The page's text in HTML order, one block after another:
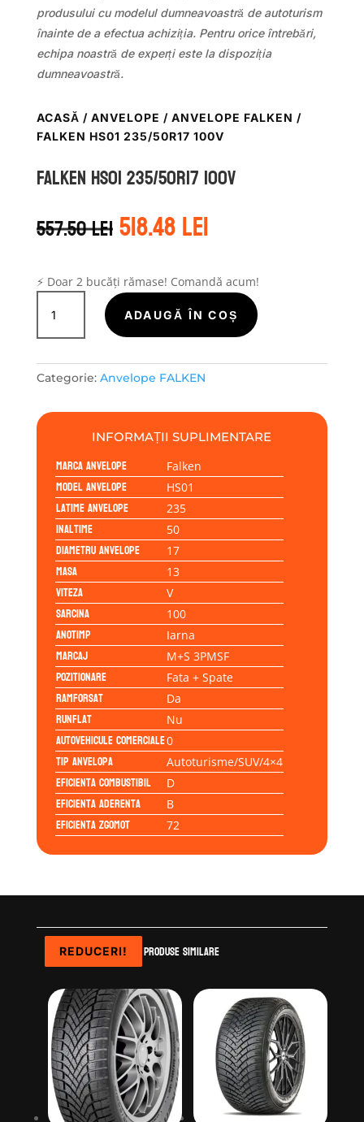
produsului cu modelul dumneavoastră de autoturism
înainte de a efectua achiziția. Pentru orice întrebări,
echipa noastră de experți este la dispoziția
dumneavoastră.
ACASĂ / ANVELOPE / ANVELOPE FALKEN /
FALKEN HS01 235/50R17 100V
Falken HS01 235/50R17 100V
557.50leiPrețul
inițial
fost:
557.50 lei.
518.48leiPrețul
curent
518.48 lei.
⚡ Doar 2 bucăți rămase! Comandă acum!
Cantitate
Falken
HS01
100V
ADAUGĂ ÎN COȘ
Categorie: Anvelope FALKEN
INFORMAȚII SUPLIMENTARE
Marca anvelope Falken
Model anvelope HS01
Latime anvelope 235
Inaltime 50
Diametru anvelope 17
Masa 13
Viteza V
Sarcina 100
Anotimp Iarna
Marcaj M+S 3PMSF
Pozitionare Fata + Spate
Ramforsat Da
Runflat Nu
Autovehicule comerciale0
Tip anvelopa Autoturisme/SUV/4×4
Eficienta Combustibil D
Eficienta Aderenta B
Eficienta Zgomot 72
Produse similare
REDUCERI!
REDUCERI!
REDUCERI!
REDUCERI!